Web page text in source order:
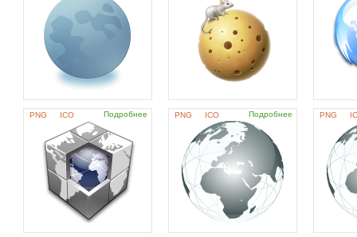
PNG ICO Подробнее PNG ICO Подробнее PNG